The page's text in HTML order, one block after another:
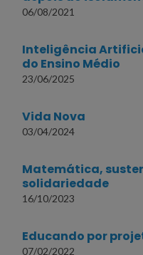
06/08/2021
Inteligência
do Ensino Médio
23/06/2025
Vida Nova
03/04/2024
Matemática,
solidariedade
16/10/2023
Educando por
07/02/2022